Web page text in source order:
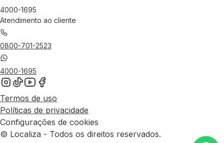
4000-1695
Atendimento ao cliente
0800-701-2523
4000-1695
Termos de uso
Políticas de privacidade
Configurações de cookies
© Localiza - Todos os direitos reservados.